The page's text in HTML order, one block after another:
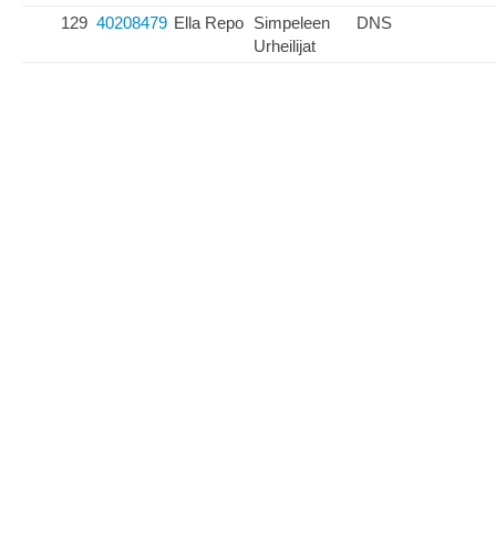
129 40208479 Ella Repo Simpeleen
Urheilijat
DNS